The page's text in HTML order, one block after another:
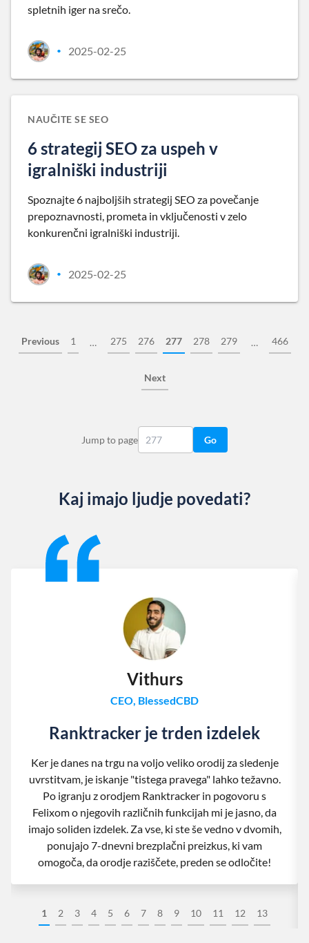
spletnih iger na srečo.
• 2025-02-25
NAUČITE SE SEO
6 strategij SEO za uspeh v
igralniški industriji
Spoznajte 6 najboljših strategij SEO za povečanje
prepoznavnosti, prometa in vključenosti v zelo
konkurenčni igralniški industriji.
• 2025-02-25
Previous 1 … 275 276 277 278 279 … 466
Next
Jump to page Go
Kaj imajo ljudje povedati?
1 2 3 4 5 6 7 8 9 10 11 12 13
Vithurs
CEO, BlessedCBD
Ranktracker je trden izdelek
Ker je danes na trgu na voljo veliko orodij za sledenje
uvrstitvam, je iskanje "tistega pravega" lahko težavno.
Po igranju z orodjem Ranktracker in pogovoru s
Felixom o njegovih različnih funkcijah mi je jasno, da
imajo soliden izdelek. Za vse, ki ste še vedno v dvomih,
ponujajo 7-dnevni brezplačni preizkus, ki vam
omogoča, da orodje raziščete, preden se odločite!